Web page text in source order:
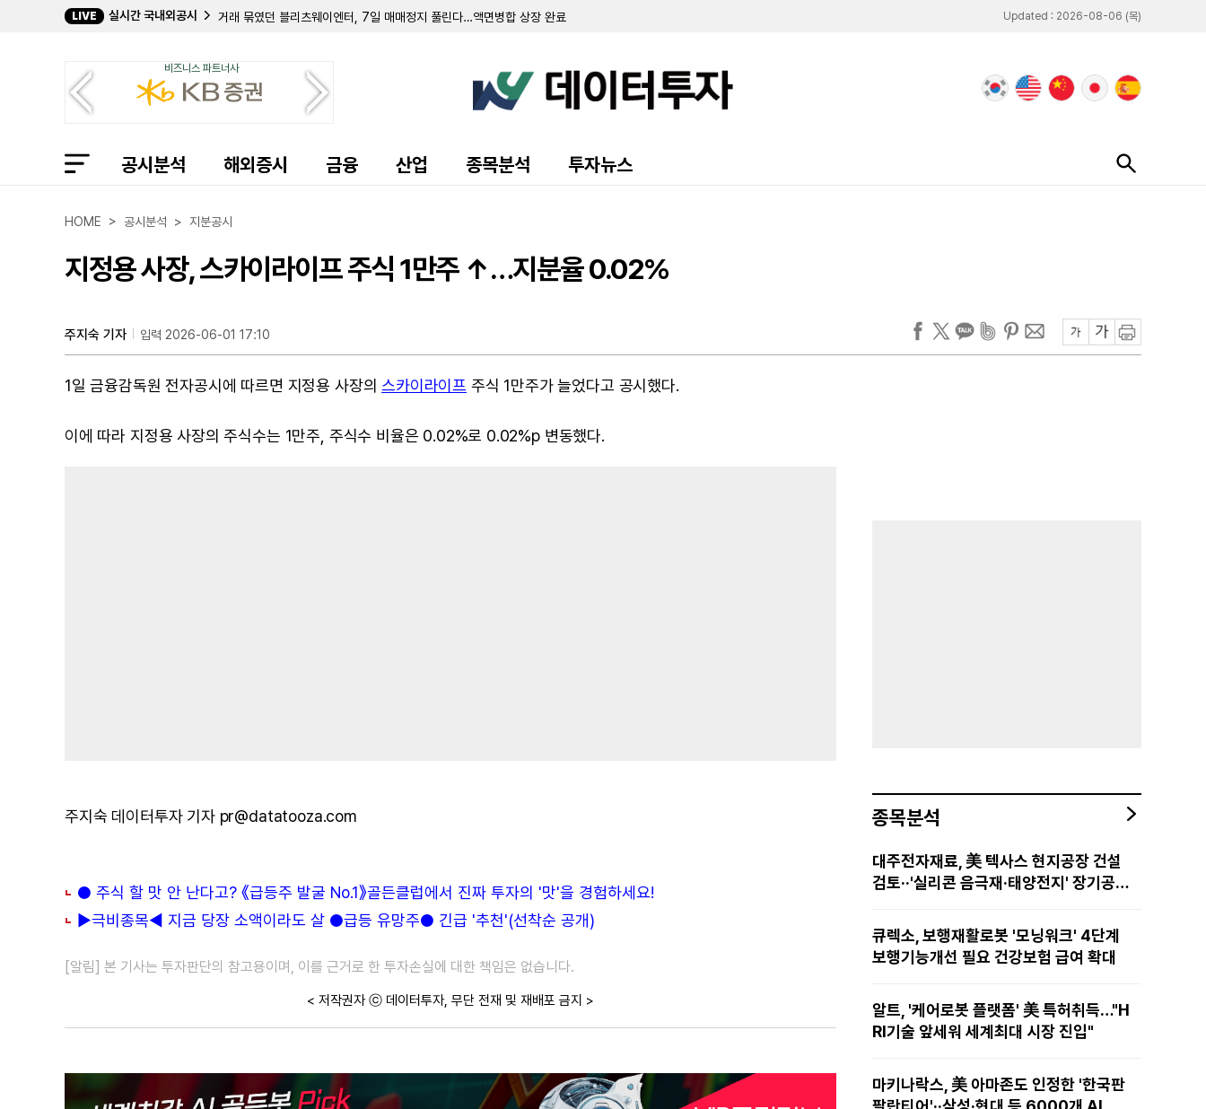
LIVE 실시간 국내외공시
거래 묶였던 블리츠웨이엔터, 7일 매매정지 풀린다…액면병합 상장 완료
케이티나스미디어, 자사주 16만여주 취득 완료 후 전량 소각한다
코오롱인더, 중간 현금배당에 294억 푼다…보통주 시가배당률 1.8%
김희자, 나노씨엠에스 주식 2만6492주 ↓…지분율 6.22%
강희철 대표이사, 지에프씨생명과학 주식 4493주 ↑…지분율 32.98%
효성화학 조현준 임원 지분율 13.02%로 상승... 송광자 씨는 지분 전량 처분
텔레칩스, 2Q 연결 영업이익 31억...흑자전환
노문종 CEO, 코오롱티슈진 주식 582주 ↑…지분율 0.28%
[공시] 에스트래픽, 영업양수도로 주식 거래 일시 정지…6일 장종료 시까지
Updated : 2026-08-06 (목)
비즈니스 파트너사
공시분석 해외증시 금융 산업 종목분석 투자뉴스
HOME > 공시분석 > 지분공시
지정용 사장, 스카이라이프 주식 1만주 ↑…지분율 0.02%
주지숙 기자 입력 2026-06-01 17:10
1일 금융감독원 전자공시에 따르면 지정용 사장의스카이라이프 주식 1만주가 늘었다고 공시했다.
이에 따라 지정용 사장의 주식수는 1만주, 주식수 비율은 0.02%로 0.02%p 변동했다.
주지숙 데이터투자 기자 pr@datatooza.com
● 주식 할 맛 안 난다고? 《급등주 발굴 No.1》골든클럽에서 진짜 투자의 '맛'을 경험하세요!
▶극비종목◀ 지금 당장 소액이라도 살 ●급등 유망주● 긴급 '추천'(선착순 공개)
[알림] 본 기사는 투자판단의 참고용이며, 이를 근거로 한 투자손실에 대한 책임은 없습니다.
< 저작권자 ⓒ 데이터투자, 무단 전재 및 재배포 금지 >
종목분석
대주전자재료, 美 텍사스 현지공장 건설
검토··'실리콘 음극재·태양전지' 장기공급
큐렉소, 보행재활로봇 '모닝워크' 4단계
보행기능개선 필요 건강보험 급여 확대
알트, '케어로봇 플랫폼' 美 특허취득…"H
RI기술 앞세워 세계최대 시장 진입"
마키나락스, 美 아마존도 인정한 '한국판